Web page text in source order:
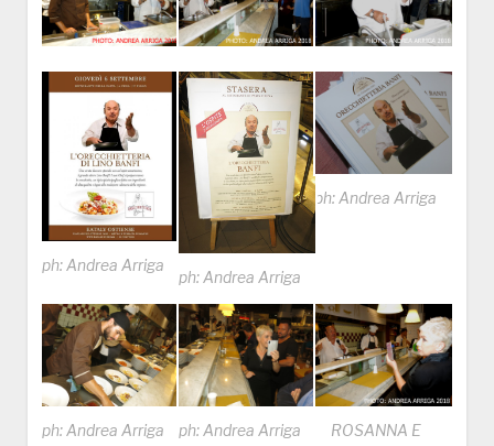
ph: Andrea Arriga
ph: Andrea Arriga
ph: Andrea Arriga
ph: Andrea Arriga
ph: Andrea Arriga
ROSANNA E